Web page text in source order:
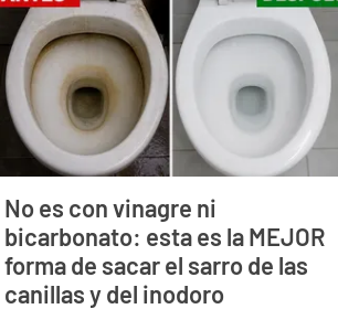
No es con vinagre ni
bicarbonato: esta es la MEJOR
forma de sacar el sarro de las
canillas y del inodoro